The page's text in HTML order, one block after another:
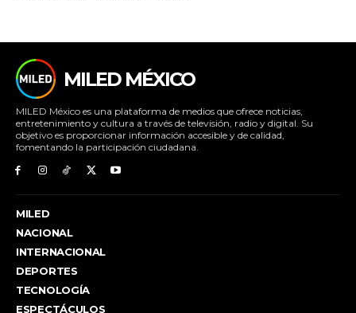
MILED MÉXICO
MILED México es una plataforma de medios que ofrece noticias,
entretenimiento y cultura a través de televisión, radio y digital. Su
objetivo es proporcionar información accesible y de calidad,
fomentando la participación ciudadana.
MILED
NACIONAL
INTERNACIONAL
DEPORTES
TECNOLOGÍA
ESPECTÁCULOS